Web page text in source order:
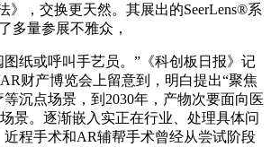
》，交换更天然。其展出的SeerLens®系
多量参展不雅众，
或呼叫手艺员。”《科创板日报》记
财产博览会上留意到，明白提出“聚焦
沉点场景，到2030年，产物次要面向医
景。逐渐嵌入实正在行业、处理具体问
程手术和AR辅帮手术曾经从尝试阶段